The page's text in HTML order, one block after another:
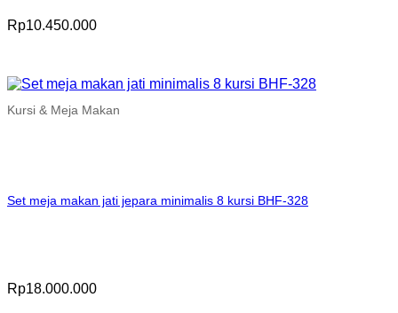
Rp10.450.000
Kursi & Meja Makan
Set meja makan jati jepara minimalis 8 kursi BHF-328
Rp18.000.000